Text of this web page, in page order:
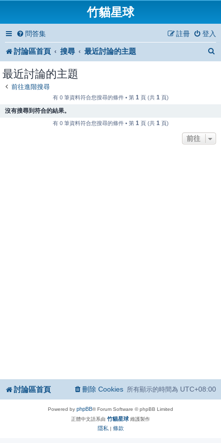
竹貓星球
問答集 登入
註冊
討論區首頁 搜尋 最近討論的主題
最近討論的主題
前往進階搜尋
有 0 筆資料符合您搜尋的條件 • 第 1 頁 (共 1 頁)
沒有搜尋到符合的結果。
有 0 筆資料符合您搜尋的條件 • 第 1 頁 (共 1 頁)
前往
討論區首頁 所有顯示的時間為 UTC+08:00
刪除 Cookies
Powered by phpBB® Forum Software © phpBB Limited
正體中文語系由 竹貓星球 維護製作
隱私 | 條款